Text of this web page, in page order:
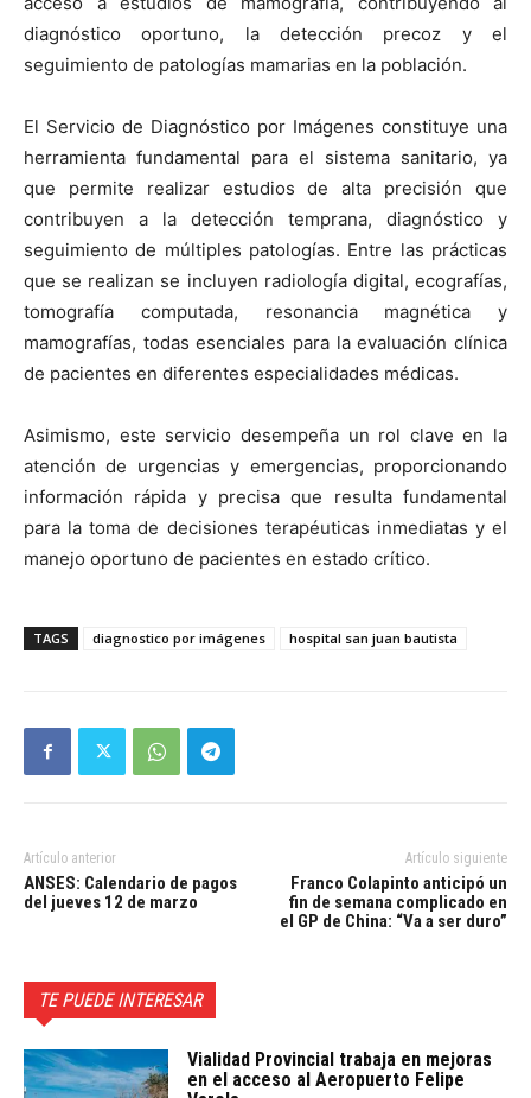
diagnóstico oportuno, la detección precoz y el
seguimiento de patologías mamarias en la población.
El Servicio de Diagnóstico por Imágenes constituye una
herramienta fundamental para el sistema sanitario, ya
que permite realizar estudios de alta precisión que
contribuyen a la detección temprana, diagnóstico y
seguimiento de múltiples patologías. Entre las prácticas
que se realizan se incluyen radiología digital, ecografías,
tomografía computada, resonancia magnética y
mamografías, todas esenciales para la evaluación clínica
de pacientes en diferentes especialidades médicas.
Asimismo, este servicio desempeña un rol clave en la
atención de urgencias y emergencias, proporcionando
información rápida y precisa que resulta fundamental
para la toma de decisiones terapéuticas inmediatas y el
manejo oportuno de pacientes en estado crítico.
TAGS diagnostico por imágenes hospital san juan bautista
Artículo anterior
ANSES: Calendario de pagos
del jueves 12 de marzo
Artículo siguiente
Franco Colapinto anticipó un
fin de semana complicado en
el GP de China: “Va a ser duro”
TE PUEDE INTERESAR
Vialidad Provincial trabaja en mejoras
en el acceso al Aeropuerto Felipe